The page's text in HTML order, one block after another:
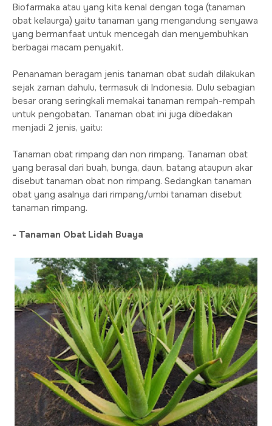
Biofarmaka atau yang kita kenal dengan toga (tanaman
obat kelaurga) yaitu tanaman yang mengandung senyawa
yang bermanfaat untuk mencegah dan menyembuhkan
berbagai macam penyakit.
Penanaman beragam jenis tanaman obat sudah dilakukan
sejak zaman dahulu, termasuk di Indonesia. Dulu sebagian
besar orang seringkali memakai tanaman rempah-rempah
untuk pengobatan. Tanaman obat ini juga dibedakan
menjadi 2 jenis, yaitu:
Tanaman obat rimpang dan non rimpang. Tanaman obat
yang berasal dari buah, bunga, daun, batang ataupun akar
disebut tanaman obat non rimpang. Sedangkan tanaman
obat yang asalnya dari rimpang/umbi tanaman disebut
tanaman rimpang.
- Tanaman Obat Lidah Buaya